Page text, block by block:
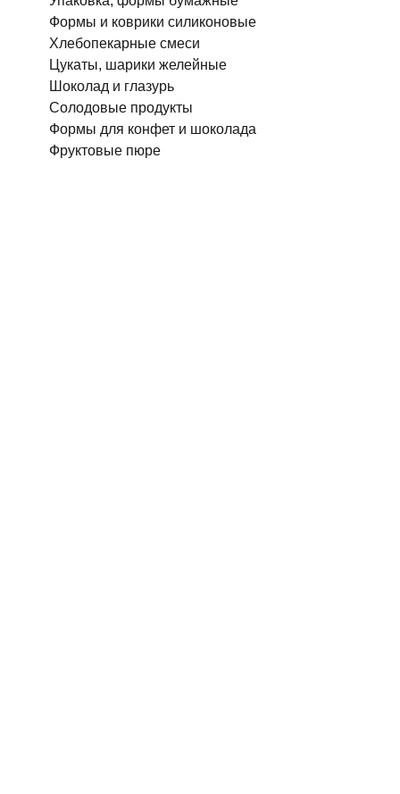
Формы и коврики силиконовые
Хлебопекарные смеси
Цукаты, шарики желейные
Шоколад и глазурь
Солодовые продукты
Формы для конфет и шоколада
Фруктовые пюре